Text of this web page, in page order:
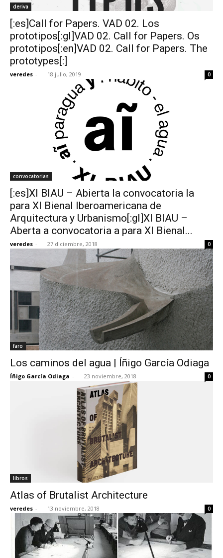
deriva
[:es]Call for Papers. VAD 02. Los
prototipos[:gl]VAD 02. Call for Papers. Os
prototipos[:en]VAD 02. Call for Papers. The
prototypes[:]
veredes - 18 julio, 2019 0
convocatorias
[:es]XI BIAU – Abierta la convocatoria la
para XI Bienal Iberoamericana de
Arquitectura y Urbanismo[:gl]XI BIAU –
Aberta a convocatoria a para XI Bienal...
veredes - 27 diciembre, 2018 0
faro
Los caminos del agua | Íñigo García Odiaga
Íñigo García Odiaga - 23 noviembre, 2018 0
libros
Atlas of Brutalist Architecture
veredes - 13 noviembre, 2018 0